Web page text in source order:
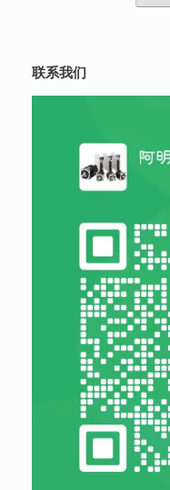
联系我们